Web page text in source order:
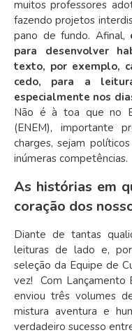
muitos professores
fazendo projetos
pano de fundo. Afinal,
para desenvolver
texto, por exemplo,
cedo, para a
especialmente nos
Não é à toa que no
(ENEM), importante
charges, sejam
inúmeras competências.
As histórias em
coração dos
Diante de tantas
leituras de lado e,
seleção da Equipe de
vez! Com Lançamento
enviou três volumes
mistura aventura e
verdadeiro sucesso